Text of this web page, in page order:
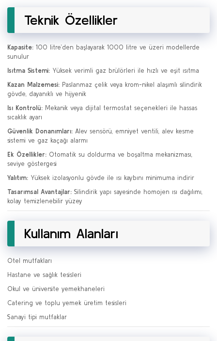
Teknik Özellikler
Kapasite: 100 litre’den başlayarak 1000 litre ve üzeri modellerde
sunulur
Isıtma Sistemi: Yüksek verimli gaz brülörleri ile hızlı ve eşit ısıtma
Kazan Malzemesi: Paslanmaz çelik veya krom-nikel alaşımlı silindirik
gövde, dayanıklı ve hijyenik
Isı Kontrolü: Mekanik veya dijital termostat seçenekleri ile hassas
sıcaklık ayarı
Güvenlik Donanımları: Alev sensörü, emniyet ventili, alev kesme
sistemi ve gaz kaçağı alarmı
Ek Özellikler: Otomatik su doldurma ve boşaltma mekanizması,
seviye göstergesi
Yalıtım: Yüksek izolasyonlu gövde ile ısı kaybını minimuma indirir
Tasarımsal Avantajlar: Silindirik yapı sayesinde homojen ısı dağılımı,
kolay temizlenebilir yüzey
Kullanım Alanları
Otel mutfakları
Hastane ve sağlık tesisleri
Okul ve üniversite yemekhaneleri
Catering ve toplu yemek üretim tesisleri
Sanayi tipi mutfaklar